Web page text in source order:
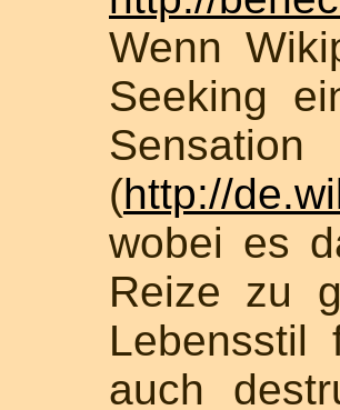
Wenn
Seeking
(http://
wobei es
Reize zu
Lebensstil
auch